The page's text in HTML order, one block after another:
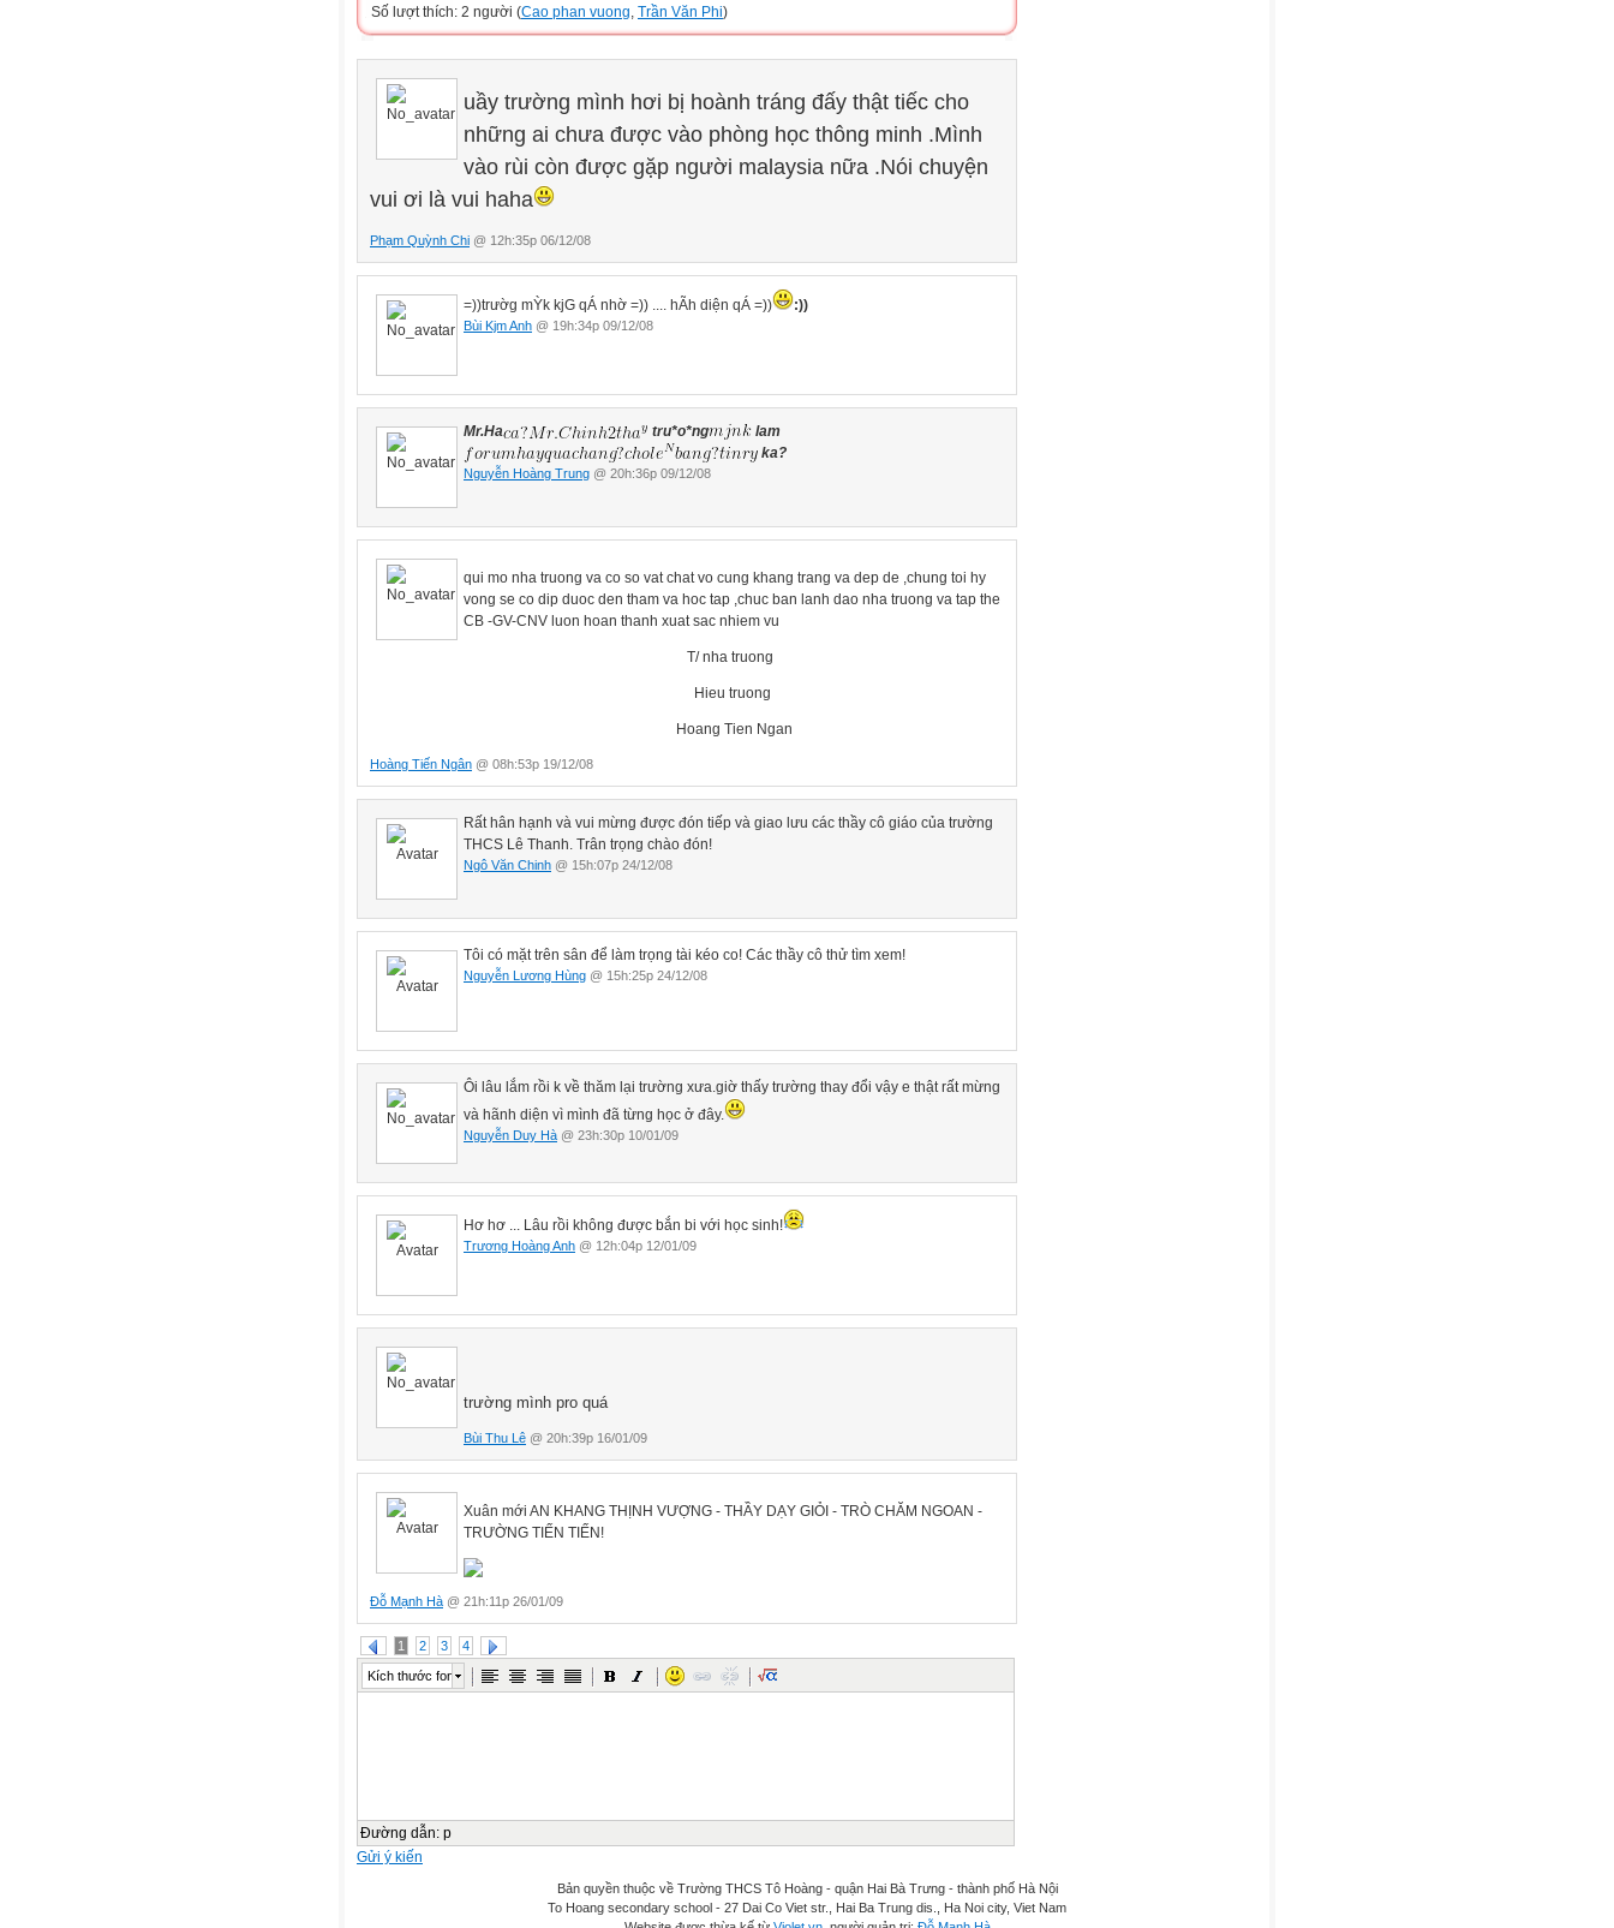
Số lượt thích: 2 người (Cao phan vuong Trần Văn Phi)
uầy trường mình hơi bị hoành tráng đấy thật tiếc cho
những ai chưa được vào phòng học thông minh .Mình
vào rùi còn được gặp người malaysia nữa .Nói chuyện
vui ơi là vui haha
Phạm Quỳnh Chi @ 12h:35p 06/12/08
=))trườg mỲk kjG qÁ nhờ =)) .... hÃh diện qÁ =)) :))
Bùi Kjm Anh @ 19h:34p 09/12/08
Mr.Ha tru*o*ng
lam
ka?
Nguyễn Hoàng Trung @ 20h:36p 09/12/08
qui mo nha truong va co so vat chat vo cung khang trang va dep de ,chung toi hy
vong se co dip duoc den tham va hoc tap ,chuc ban lanh dao nha truong va tap the
CB -GV-CNV luon hoan thanh xuat sac nhiem vu
T/ nha truong
Hieu truong
Hoang Tien Ngan
Hoàng Tiến Ngân @ 08h:53p 19/12/08
Rất hân hạnh và vui mừng được đón tiếp và giao lưu các thầy cô giáo của trường
THCS Lê Thanh. Trân trọng chào đón!
Ngô Văn Chinh @ 15h:07p 24/12/08
Tôi có mặt trên sân để làm trọng tài kéo co! Các thầy cô thử tìm xem!
Nguyễn Lương Hùng @ 15h:25p 24/12/08
Ôi lâu lắm rồi k về thăm lại trường xưa.giờ thấy trường thay đổi vậy e thật rất mừng
và hãnh diện vì mình đã từng học ở đây.
Nguyễn Duy Hà @ 23h:30p 10/01/09
Hơ hơ ... Lâu rồi không được bắn bi với học sinh!
Trương Hoàng Anh @ 12h:04p 12/01/09
trường mình pro quá
Bùi Thu Lê @ 20h:39p 16/01/09
Xuân mới AN KHANG THỊNH VƯỢNG - THẦY DẠY GIỎI - TRÒ CHĂM NGOAN -
TRƯỜNG TIẾN TIẾN!
Đỗ Mạnh Hà @ 21h:11p 26/01/09
1 2 3 4
Kích thước font
Đường dẫn: p
Gửi ý kiến
Bản quyền thuộc về Trường THCS Tô Hoàng - quận Hai Bà Trưng - thành phố Hà Nội
To Hoang secondary school - 27 Dai Co Viet str., Hai Ba Trung dis., Ha Noi city, Viet Nam